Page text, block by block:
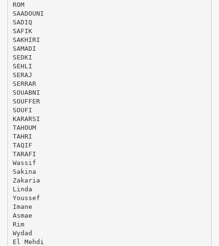
ROM
SAADOUNI
SADIQ
SAFIK
SAKHIRI
SAMADI
SEDKI
SEHLI
SERAJ
SERRAR
SOUABNI
SOUFFER
SOUFI
KARARSI
TAHOUM
TAHRI
TAQIF
TARAFI
Wassif
Sakina
Zakaria
Linda
Youssef
Imane
Asmae
Rim
Wydad
El Mehdi